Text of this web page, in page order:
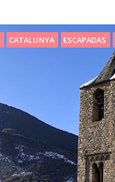
CATALUNYA ESCAPADAS